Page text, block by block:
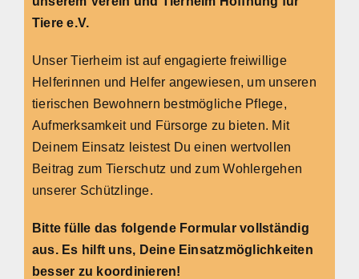
Tiere e.V.
Unser Tierheim ist auf engagierte freiwillige
Helferinnen und Helfer angewiesen, um unseren
tierischen Bewohnern bestmögliche Pflege,
Aufmerksamkeit und Fürsorge zu bieten. Mit
Deinem Einsatz leistest Du einen wertvollen
Beitrag zum Tierschutz und zum Wohlergehen
unserer Schützlinge.
Bitte fülle das folgende Formular vollständig
aus. Es hilft uns, Deine Einsatzmöglichkeiten
besser zu koordinieren!